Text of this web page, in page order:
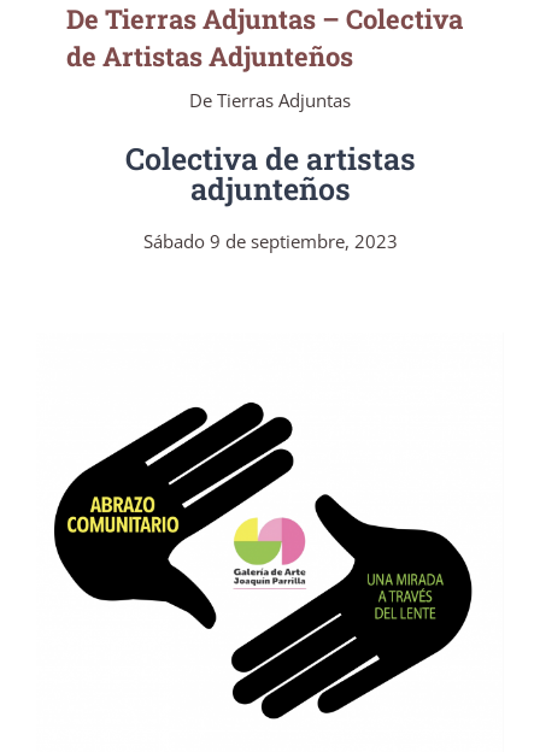
De Tierras Adjuntas – Colectiva
de Artistas Adjunteños
De Tierras Adjuntas
Colectiva de artistas
adjunteños
Sábado 9 de septiembre, 2023
Abrazo Comunitario • Galería de Arte
Joaquín Parrilla